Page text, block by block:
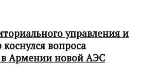
управления и
вопроса
в Армении новой АЭС